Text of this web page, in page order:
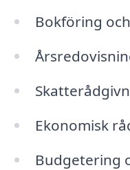
Bokföring
Ekonomisk
Budgetering